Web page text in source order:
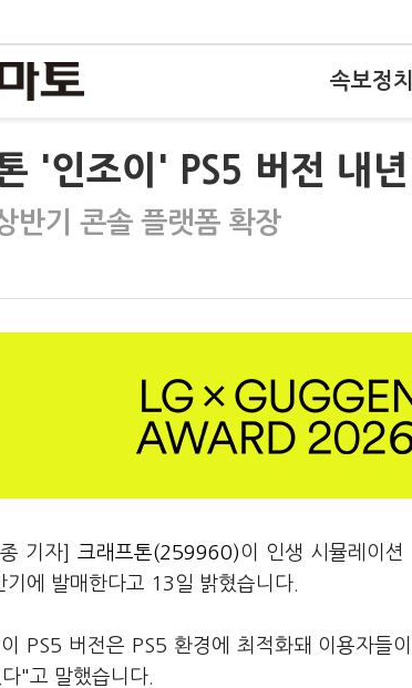
속보정치
'인조이' PS5 버전 내년
반기 콘솔 플랫폼 확장
기자] 크래프톤(259960)이 인생 시뮬레이
에 발매한다고 13일 밝혔습니다.
PS5 버전은 PS5 환경에 최적화돼 이용자들
"고 말했습니다.